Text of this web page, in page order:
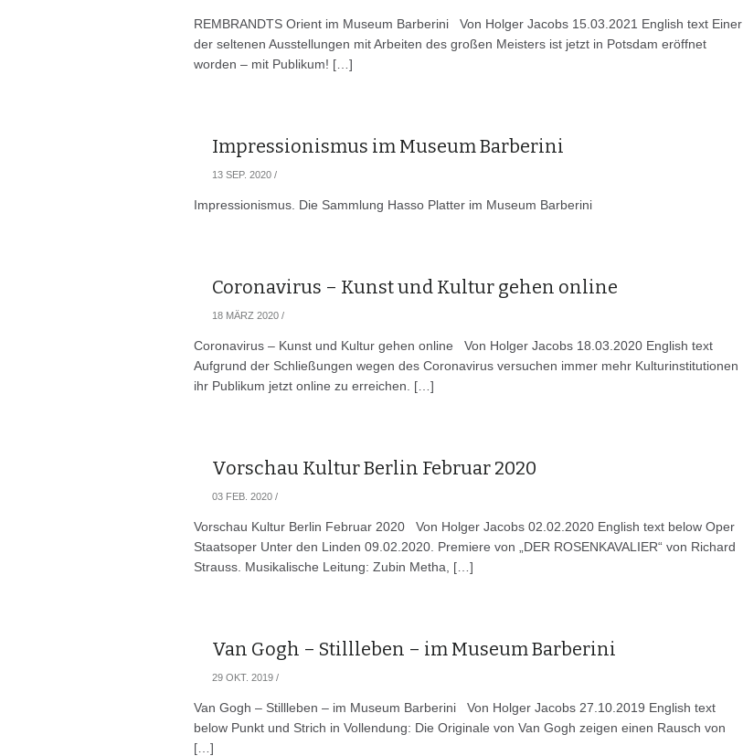
REMBRANDTS Orient im Museum Barberini Von Holger Jacobs 15.03.2021 English text Einer
der seltenen Ausstellungen mit Arbeiten des großen Meisters ist jetzt in Potsdam eröffnet
worden – mit Publikum! […]
Impressionismus im Museum Barberini
13 SEP. 2020 /
Impressionismus. Die Sammlung Hasso Platter im Museum Barberini
Coronavirus – Kunst und Kultur gehen online
18 MÄRZ 2020 /
Coronavirus – Kunst und Kultur gehen online Von Holger Jacobs 18.03.2020 English text
Aufgrund der Schließungen wegen des Coronavirus versuchen immer mehr Kulturinstitutionen
ihr Publikum jetzt online zu erreichen. […]
Vorschau Kultur Berlin Februar 2020
03 FEB. 2020 /
Vorschau Kultur Berlin Februar 2020 Von Holger Jacobs 02.02.2020 English text below Oper
Staatsoper Unter den Linden 09.02.2020. Premiere von „DER ROSENKAVALIER“ von Richard
Strauss. Musikalische Leitung: Zubin Metha, […]
Van Gogh – Stillleben – im Museum Barberini
29 OKT. 2019 /
Van Gogh – Stillleben – im Museum Barberini Von Holger Jacobs 27.10.2019 English text
below Punkt und Strich in Vollendung: Die Originale von Van Gogh zeigen einen Rausch von
[…]